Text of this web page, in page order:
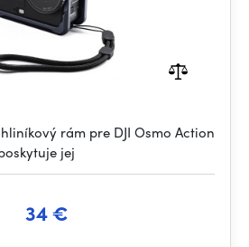
rám pre DJI Osmo Action
jej
34 €